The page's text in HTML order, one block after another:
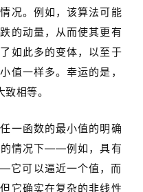
况。例如，该算法可能
的动量，从而使其更有
如此多的变体，以至于
值一样多。幸运的是，
相等。
一函数的最小值的明确
的情况下——例如，具有
它可以逼近一个值，而
它确实在复杂的非线性